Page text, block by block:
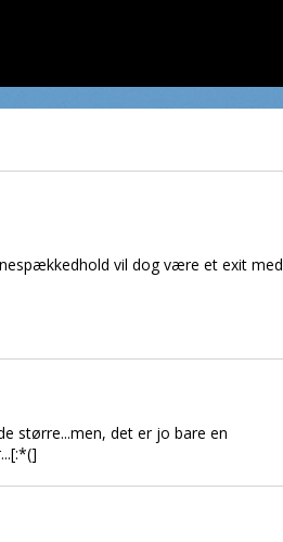
vil dog være et exit med
større...men, det er jo bare en